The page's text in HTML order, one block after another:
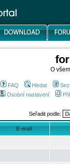
O
FAQ Hledat
Osobní nastavení
Seřadit podle:
E-mail